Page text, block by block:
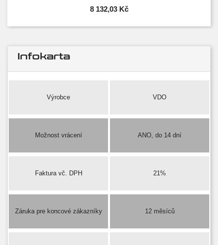
8 132,03 Kč
Infokarta
Výrobce VDO
Možnost vrácení ANO, do 14 dní
Faktura vč. DPH 21%
Záruka pre koncové zákazníky 12 měsíců